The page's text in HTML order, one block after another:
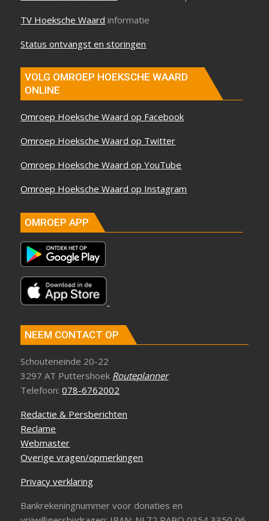
TV Hoeksche Waard informatie
Status ontvangst en storingen
VOLG OMROEP HOEKSCHE WAARD
ONLINE
Omroep Hoeksche Waard op Facebook
Omroep Hoeksche Waard op Twitter
Omroep Hoeksche Waard op YouTube
Omroep Hoeksche Waard op Instagram
OMROEP APP
NEEM CONTACT OP
Schouteneinde 20-22
3297 AT Puttershoek Routeplanner
Telefoon:078-6762002
Redactie & Persberichten
Reclame
Webmaster
Overige vragen/opmerkingen
Privacy verklaring
Bankrekeningnummer voor donaties en